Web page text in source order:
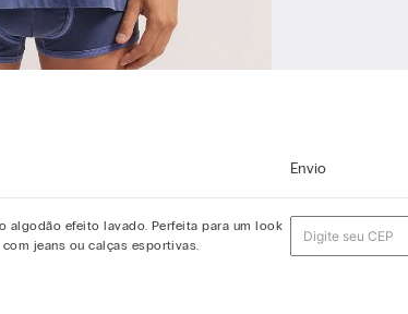
algodão efeito lavado. Perfeita para um look
jeans ou calças esportivas.
Envio